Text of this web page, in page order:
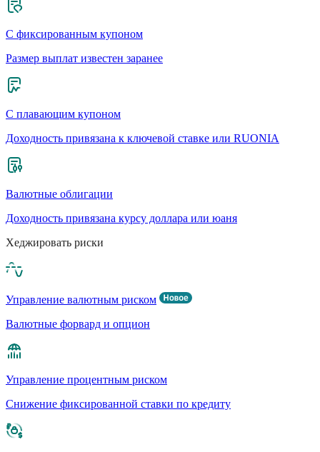
С фиксированным купоном
Размер выплат известен заранее
С плавающим купоном
Доходность привязана к ключевой ставке или RUONIA
Валютные облигации
Доходность привязана курсу доллара или юаня
Хеджировать риски
Управление валютным риском
Валютные форвард и опцион
Управление процентным риском
Cнижение фиксированной ставки по кредиту